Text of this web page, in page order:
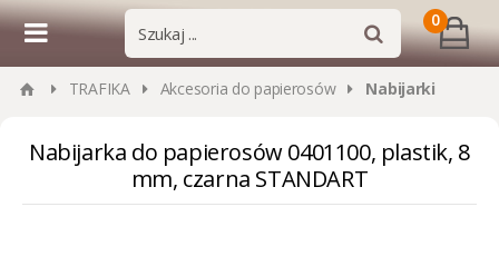
0
TRAFIKA Akcesoria do papierosów Nabijarki
Nabijarka do papierosów 0401100, plastik, 8
mm, czarna STANDART